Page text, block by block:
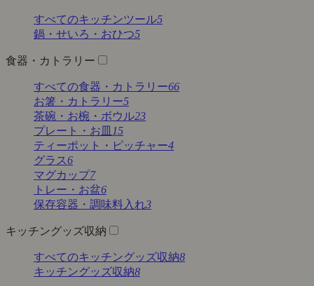
すべてのキッチンツール5
鍋・せいろ・おひつ5
食器・カトラリー
すべての食器・カトラリー66
お箸・カトラリー5
茶碗・お椀・ボウル23
プレート・お皿 15
ティーポット・ピッチャー4
グラス6
マグカップ7
トレー・お盆6
保存容器・調味料入れ3
キッチングッズ収納
すべてのキッチングッズ収納8
キッチングッズ収納8